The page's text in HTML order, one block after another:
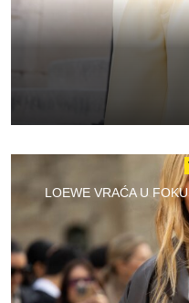
LOEWE VRAĆA U